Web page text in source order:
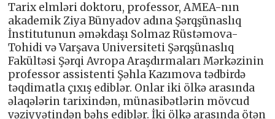
Tarix elmləri doktoru, professor, AMEA-nın
akademik Ziya Bünyadov adına Şərqşünaslıq
İnstitutunun əməkdaşı Solmaz Rüstəmova-
Tohidi və Varşava Universiteti Şərqşünaslıq
Fakültəsi Şərqi Avropa Araşdırmaları Mərkəzinin
professor assistenti Şəhla Kazımova tədbirdə
təqdimatla çıxış ediblər. Onlar iki ölkə arasında
əlaqələrin tarixindən, münasibətlərin mövcud
vəziyyətindən bəhs ediblər. İki ölkə arasında ötən